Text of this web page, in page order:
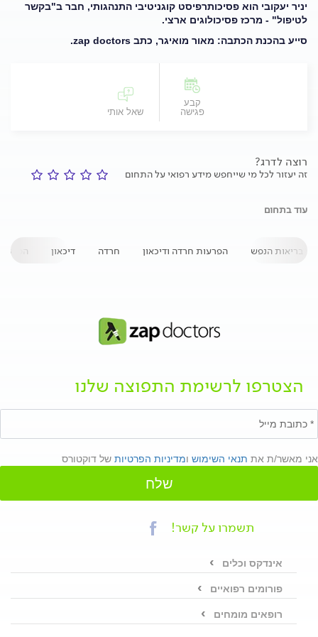
יניר יעקובי הוא פסיכותרפיסט קוגניטיבי התנהגותי, חבר ב"בקשר
לטיפול" - מרכז פסיכולוגים ארצי.
סייע בהכנת הכתבה: מאור מואיגר, כתב zap doctors
.
קבע
פגישה
שאל אותי
רוצה לדרג?
זה יעזור לכל מי שייחפש מידע רפואי על התחום
עוד בתחום
בריאות הנפש הפרעות חרדה ודיכאון חרדה דיכאון
הצטרפו לרשימת התפוצה שלנו
אני מאשר/ת את תנאי השימוש ומדיניות הפרטיות של דוקטורס
שלח
תשמרו על קשר!
אינדקס וכלים
פורומים רפואיים
רופאים מומחים